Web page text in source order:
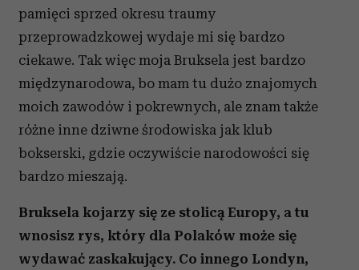
pamięci sprzed okresu traumy
przeprowadzkowej wydaje mi się bardzo
ciekawe. Tak więc moja Bruksela jest bardzo
międzynarodowa, bo mam tu dużo znajomych
moich zawodów i pokrewnych, ale znam także
różne inne dziwne środowiska jak klub
bokserski, gdzie oczywiście narodowości się
bardzo mieszają.
Bruksela kojarzy się ze stolicą Europy, a tu
wnosisz rys, który dla Polaków może się
wydawać zaskakujący. Co innego Londyn,